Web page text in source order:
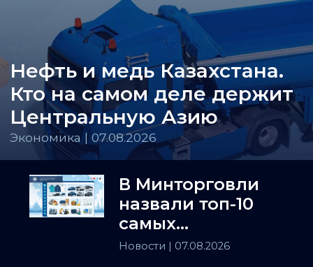
Нефть и медь Казахстана.
Кто на самом деле держит
Центральную Азию
Экономика | 07.08.2026
В Минторговли
назвали топ-10
самых
популярных
Новости | 07.08.2026